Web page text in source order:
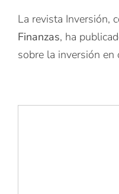
La revista Inversión,
Finanzas, ha
sobre la inversión en